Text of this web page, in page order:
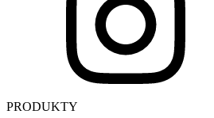
PRODUKTY